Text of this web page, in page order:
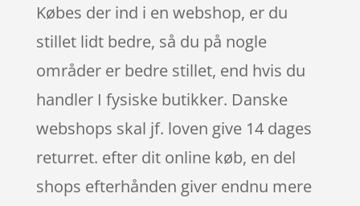
Købes der ind i en webshop, er du
stillet lidt bedre, så du på nogle
områder er bedre stillet, end hvis du
handler I fysiske butikker. Danske
webshops skal jf. loven give 14 dages
returret. efter dit online køb, en del
shops efterhånden giver endnu mere